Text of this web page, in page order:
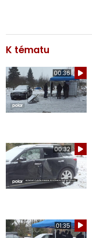
K tématu
00:36
00:32
01:35